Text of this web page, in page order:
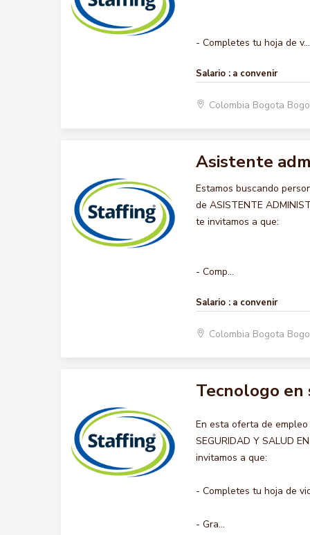
- Completes tu hoja de v...
Salario : a convenir
Colombia Bogota
Asistente
Estamos buscando
de ASISTENTE
te invitamos a que:
- Comp...
Salario : a convenir
Colombia Bogota
Tecnologo
En esta oferta de
SEGURIDAD Y SALUD
invitamos a que:
- Completes tu hoja de
- Gra...